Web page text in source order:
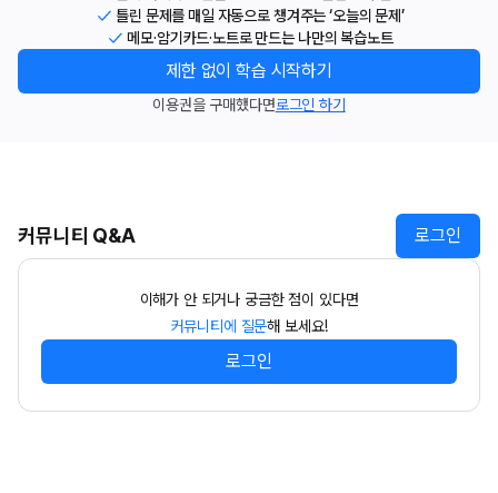
틀린 문제를 매일 자동으로 챙겨주는 ‘오늘의 문제’
메모·암기카드·노트로 만드는 나만의 복습노트
제한 없이 학습 시작하기
이용권을 구매했다면로그인 하기
커뮤니티 Q&A 로그인
이해가 안 되거나 궁금한 점이 있다면
커뮤니티에 질문해 보세요!
로그인